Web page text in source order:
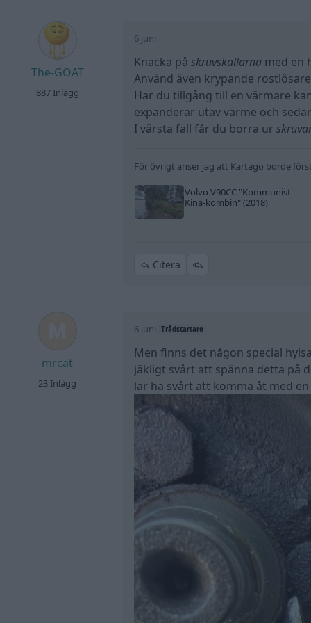
The-GOAT
887 Inlägg
6 juni
Knacka påskruvskallarna med en
Använd även krypande
Har du tillgång till en värmare
expanderar utav värme och
I värsta fall får du borra ur
För övrigt anser jag att Kartago borde
Volvo V90CC "Kommunist-
Kina-kombin"(2018)
Citera
mrcat
23 Inlägg
6 juni Trådstartare
Men finns det någon special
jäkligt svårt att spänna detta på
lär ha svårt att komma åt med